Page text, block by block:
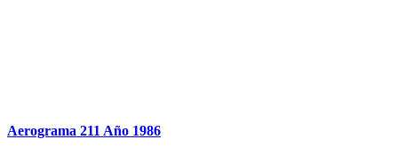
Aerograma 211 Año 1986